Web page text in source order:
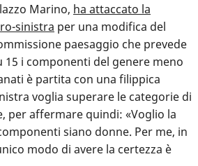
Marino, ha attaccato la
sinistra per una modifica del
paesaggio che prevede
15 i componenti del genere meno
è partita con una filippica
voglia superare le categorie di
per affermare quindi: «Voglio la
siano donne. Per me, in
modo di avere la certezza è